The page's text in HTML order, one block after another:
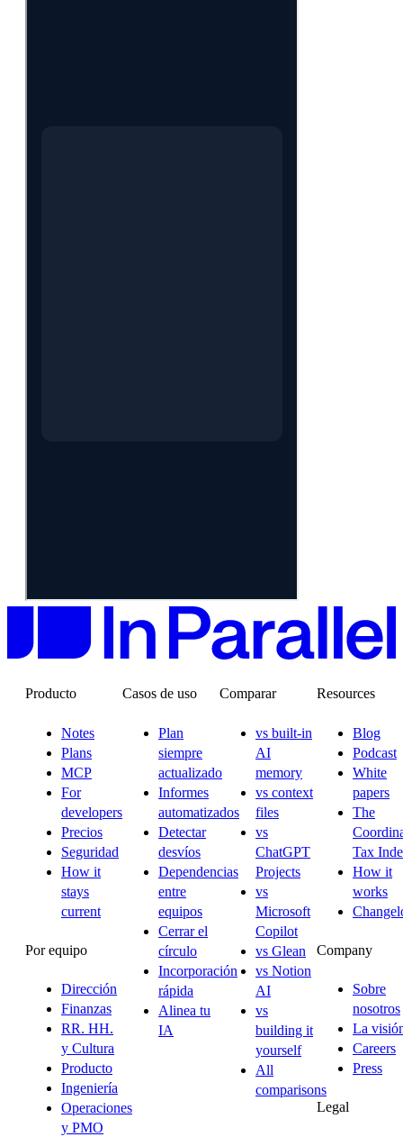
Producto
Notes
Plans
MCP
For
developers
Precios
Seguridad
How it
stays
current
Por equipo
Dirección
Finanzas
RR. HH.
y Cultura
Producto
Ingeniería
Operaciones
y PMO
Casos de uso
Plan
siempre
actualizado
Informes
automatizados
Detectar
desvíos
Dependencias
entre
equipos
Cerrar el
círculo
Incorporación
rápida
Alinea tu
IA
Comparar
vs built-in
AI
memory
vs context
files
vs
ChatGPT
Projects
vs
Microsoft
Copilot
vs Glean
vs Notion
AI
vs
building it
yourself
All
comparisons
Resources
Blog
Podcast
White
papers
The
Tax
How it
works
Company
Sobre
nosotros
La
Careers
Press
Legal